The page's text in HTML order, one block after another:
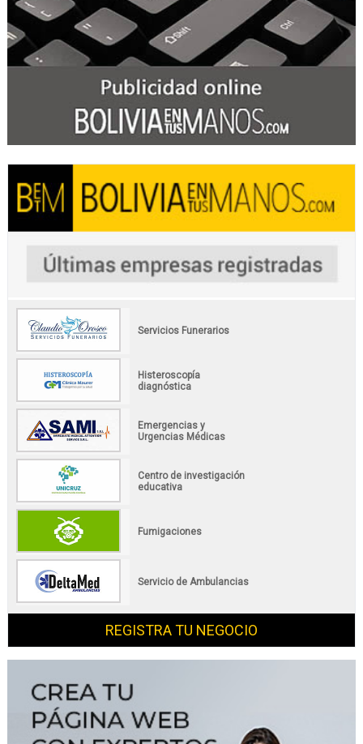
Servicios Funerarios
Histeroscopía
diagnóstica
Emergencias y
Urgencias Médicas
Centro de investigación
educativa
Fumigaciones
Servicio de Ambulancias
REGISTRA TU NEGOCIO